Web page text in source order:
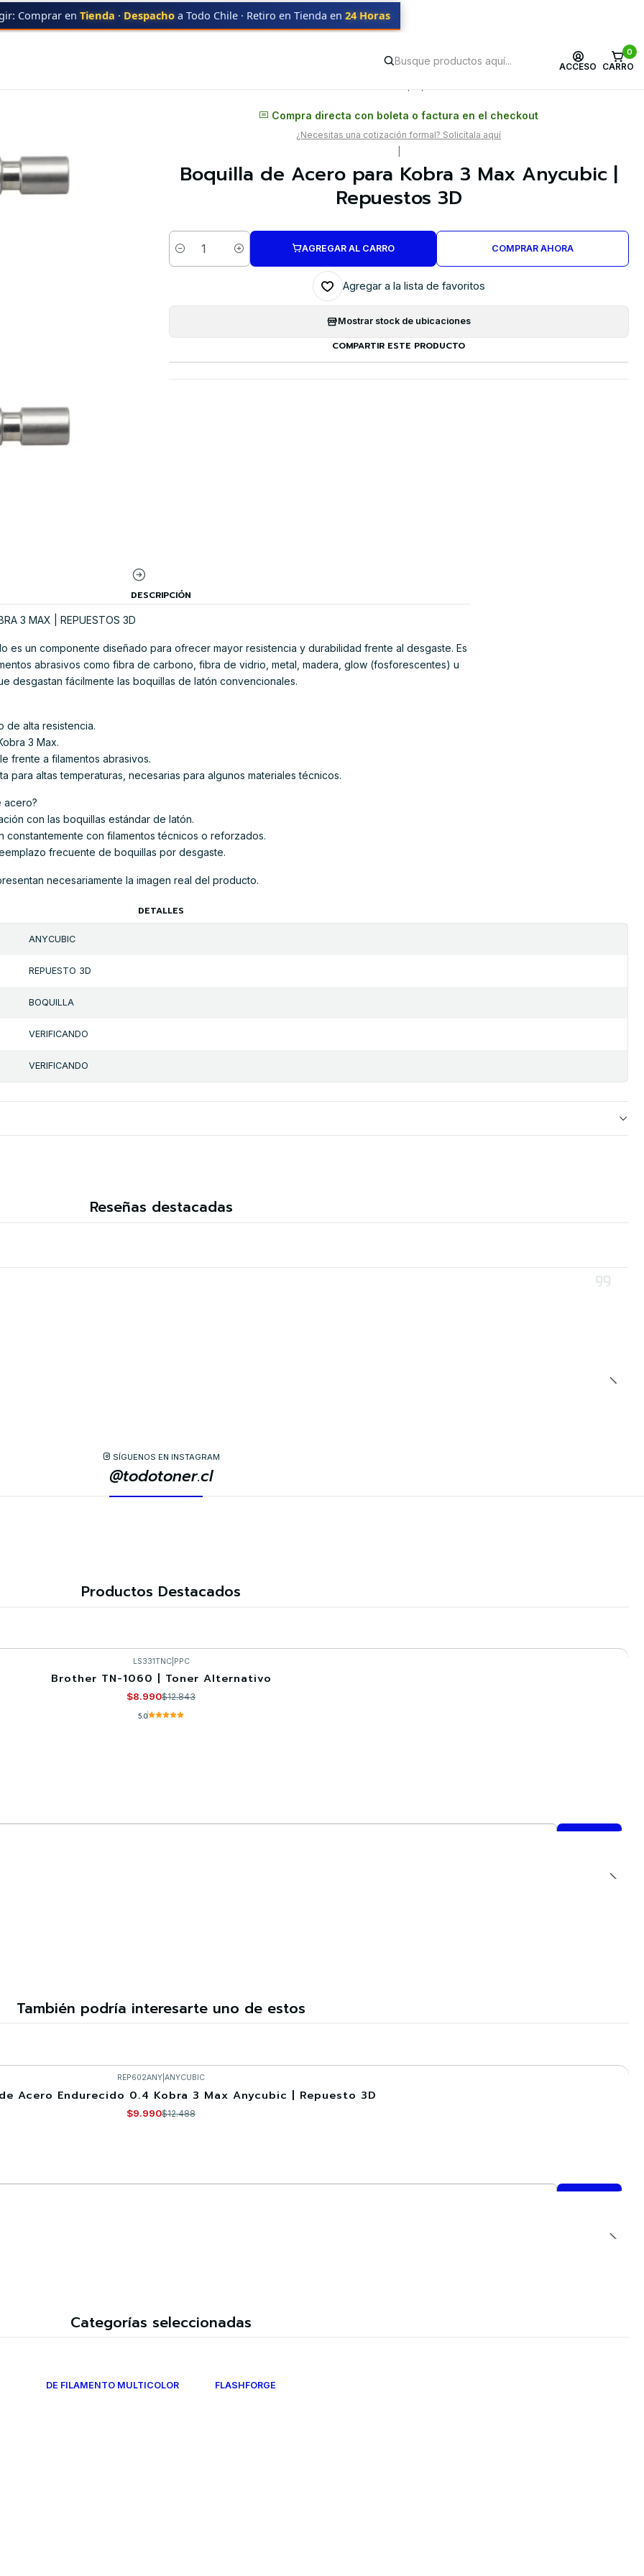
ACCESO
0
CARRO
Comprar en Tienda · Despacho a Todo Chile · Retiro en Tienda en 24 Horas
3 Max Anycubic | Repuestos 3D
Compra directa con boleta o factura en el checkout
¿Necesitas una cotización formal? Solicítala aquí
Boquilla de Acero para Kobra 3 Max Anycubic |
Repuestos 3D
Cantidad
AGREGAR AL CARRO COMPRAR AHORA
Agregar a la lista de favoritos
Mostrar stock de ubicaciones
COMPARTIR ESTE PRODUCTO
DESCRIPCIÓN
3 MAX | REPUESTOS 3D
es un componente diseñado para ofrecer mayor resistencia y durabilidad frente al desgaste. Es
abrasivos como fibra de carbono, fibra de vidrio, metal, madera, glow (fosforescentes) u
desgastan fácilmente las boquillas de latón convencionales.
de alta resistencia.
3 Max.
frente a filamentos abrasivos.
para altas temperaturas, necesarias para algunos materiales técnicos.
acero?
con las boquillas estándar de latón.
constantemente con filamentos técnicos o reforzados.
frecuente de boquillas por desgaste.
necesariamente la imagen real del producto.
DETALLES
ANYCUBIC
REPUESTO 3D
BOQUILLA
VERIFICANDO
VERIFICANDO
Reseñas destacadas
SÍGUENOS EN INSTAGRAM
@todotoner.cl
Productos Destacados
LS331TNC| PPC
Brother TN-1060 | Toner Alternativo
$8.990$12.843
5.0
También podría interesarte uno de estos
REP602ANY ANYCUBIC
Acero Endurecido 0.4 Kobra 3 Max Anycubic | Repuesto 3D
$9.990$12.488
Categorías seleccionadas
DE FILAMENTO MULTICOLOR FLASHFORGE